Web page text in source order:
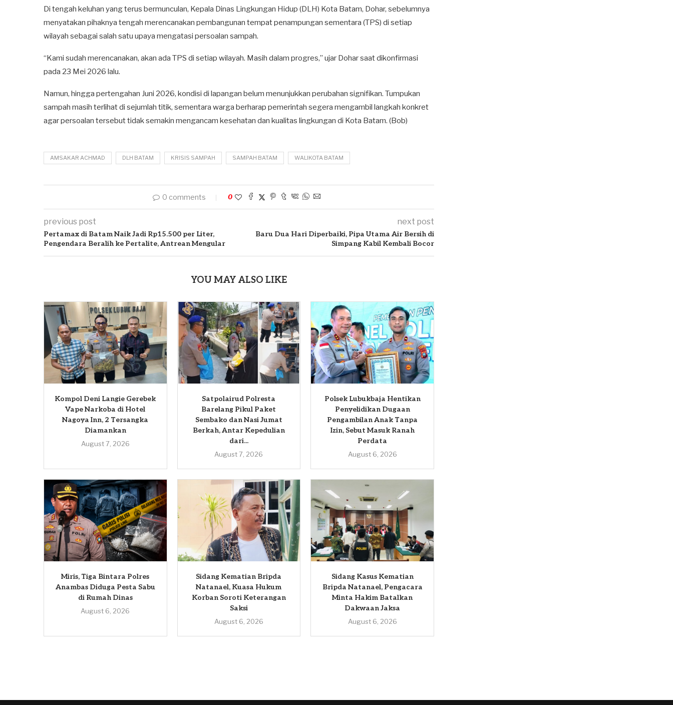
Di tengah keluhan yang terus bermunculan, Kepala Dinas Lingkungan Hidup (DLH) Kota Batam, Dohar, sebelumnya
menyatakan pihaknya tengah merencanakan pembangunan tempat penampungan sementara (TPS) di setiap
wilayah sebagai salah satu upaya mengatasi persoalan sampah.
“Kami sudah merencanakan, akan ada TPS di setiap wilayah. Masih dalam progres,” ujar Dohar saat dikonfirmasi
pada 23 Mei 2026 lalu.
Namun, hingga pertengahan Juni 2026, kondisi di lapangan belum menunjukkan perubahan signifikan. Tumpukan
sampah masih terlihat di sejumlah titik, sementara warga berharap pemerintah segera mengambil langkah konkret
agar persoalan tersebut tidak semakin mengancam kesehatan dan kualitas lingkungan di Kota Batam. (Bob)
AMSAKAR ACHMAD DLH BATAM KRISIS SAMPAH SAMPAH BATAM WALIKOTA BATAM
0 comments 0
previous post
Pertamax di Batam Naik Jadi Rp15.500 per Liter,
Pengendara Beralih ke Pertalite, Antrean Mengular
next post
Baru Dua Hari Diperbaiki, Pipa Utama Air Bersih di
Simpang Kabil Kembali Bocor
YOU MAY ALSO LIKE
Kompol Deni Langie Gerebek
Vape Narkoba di Hotel
Nagoya Inn, 2 Tersangka
Diamankan
August 7, 2026
Satpolairud Polresta
Barelang Pikul Paket
Sembako dan Nasi Jumat
Berkah, Antar Kepedulian
dari...
August 7, 2026
Polsek Lubukbaja Hentikan
Penyelidikan Dugaan
Pengambilan Anak Tanpa
Izin, Sebut Masuk Ranah
Perdata
August 6, 2026
Miris, Tiga Bintara Polres
Anambas Diduga Pesta Sabu
di Rumah Dinas
August 6, 2026
Sidang Kematian Bripda
Natanael, Kuasa Hukum
Korban Soroti Keterangan
Saksi
August 6, 2026
Sidang Kasus Kematian
Bripda Natanael, Pengacara
Minta Hakim Batalkan
Dakwaan Jaksa
August 6, 2026